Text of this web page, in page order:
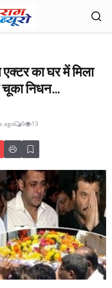
का घर में मिला
निधन…
ago 0 13